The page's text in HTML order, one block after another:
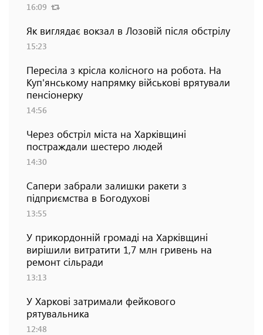
16:09
Як виглядає вокзал в Лозовій після обстрілу
15:23
Пересіла з крісла колісного на робота. На
Куп'янському напрямку військові врятували
пенсіонерку
14:56
Через обстріл міста на Харківщині
постраждали шестеро людей
14:30
Сапери забрали залишки ракети з
підприємства в Богодухові
13:55
У прикордонній громаді на Харківщині
вирішили витратити 1,7 млн гривень на
ремонт сільради
13:13
У Харкові затримали фейкового
рятувальника
12:48